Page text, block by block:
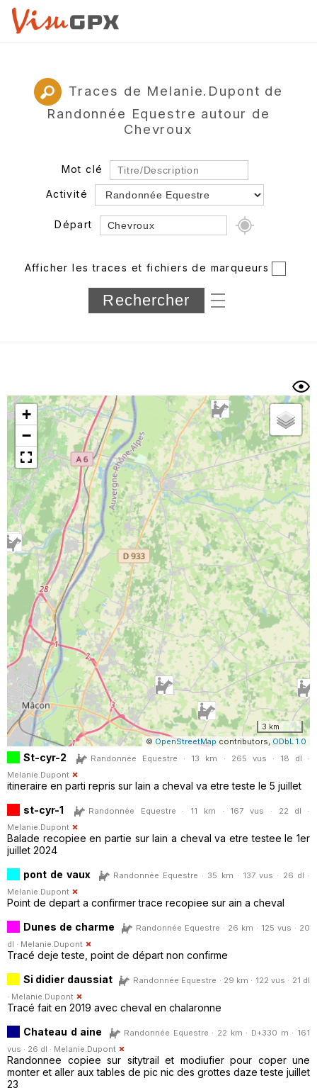
Traces de Melanie.Dupont de
Randonnée Equestre autour de
Chevroux
Mot clé
Activité
Départ
Département
Longueur min/max
Trier par
Horodatage Photos
Afficher les traces et fichiers de marqueurs
+
−
3 km
©OpenStreetMap contributors, ODbL 1.0
St-cyr-2
Randonnée Equestre · 13 km · 265 vus · 18 dl ·
Melanie.Dupont
itineraire en parti repris sur lain a cheval va etre teste le 5 juillet
st-cyr-1
Randonnée Equestre · 11 km · 167 vus · 22 dl ·
Melanie.Dupont
Balade recopiee en partie sur lain a cheval va etre testee le 1er
juillet 2024
pont de vaux
Randonnée Equestre · 35 km · 137 vus · 26 dl ·
Melanie.Dupont
Point de depart a confirmer trace recopiee sur ain a cheval
Dunes de charme
Randonnée Equestre · 26 km · 125 vus · 20
dl · Melanie.Dupont
Tracé deje teste, point de départ non confirme
Si didier daussiat
Randonnée Equestre · 29 km · 122 vus · 21 dl
· Melanie.Dupont
Tracé fait en 2019 avec cheval en chalaronne
Chateau d aine
Randonnée Equestre · 22 km · D+330 m · 161
vus · 26 dl · Melanie.Dupont
Randonnee copiee sur sitytrail et modiufier pour coper une
monter et aller aux tables de pic nic des grottes daze teste juillet
23